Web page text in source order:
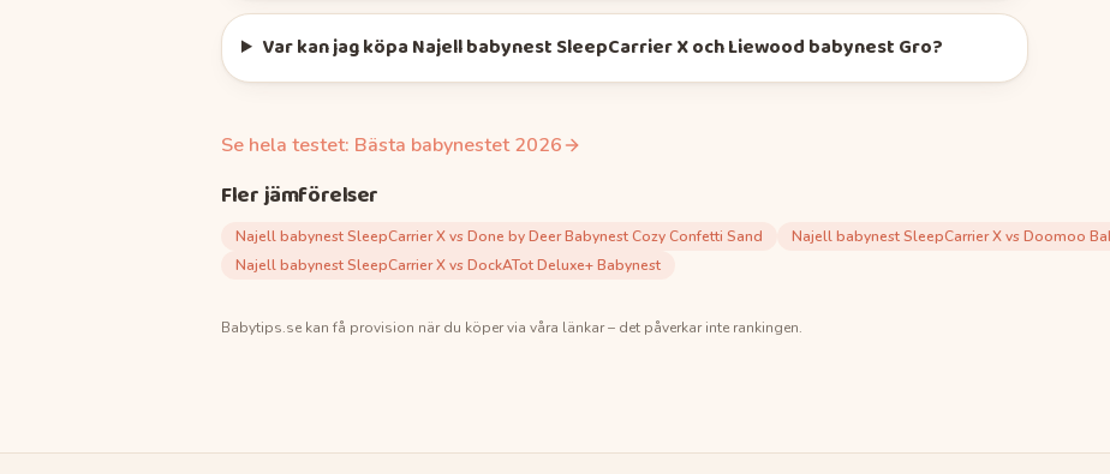
Var kan jag köpa Najell babynest SleepCarrier X och Liewood babynest Gro?
Se hela testet: Bästa babynestet 2026
Fler jämförelser
Najell babynest SleepCarrier X vs Done by Deer Babynest Cozy Confetti Sand
Najell babynest SleepCarrier X vs Doomoo
Najell babynest SleepCarrier X vs DockATot Deluxe+ Babynest
Babytips.se kan få provision när du köper via våra länkar – det påverkar inte rankingen.